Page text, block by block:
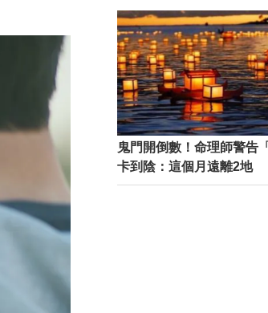
鬼門開倒數！命理師警告
卡到陰：這個月遠離2地